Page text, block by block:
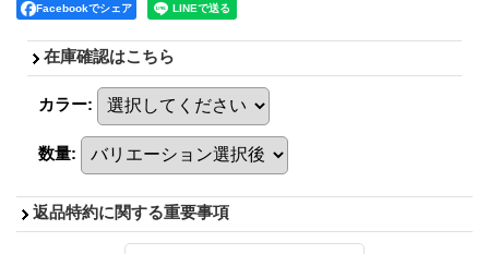
Facebookでシェア
在庫確認はこちら
カラー:
数量:
返品特約に関する重要事項